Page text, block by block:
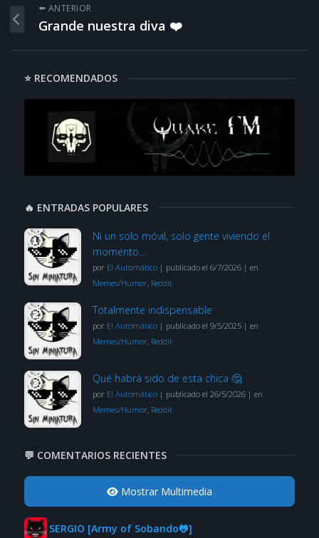
⬅️ ANTERIOR
Grande nuestra diva ❤️
⭐ RECOMENDADOS
🔥 ENTRADAS POPULARES
Ni un solo móvil, solo gente viviendo el
momento…
por El Automático| publicado el 6/7/2026| en
Memes/Humor, Reddit
Totalmente indispensable
por El Automático| publicado el 9/5/2025| en
Memes/Humor, Reddit
Qué habrá sido de esta chica 🤔
por El Automático| publicado el 26/5/2026| en
Memes/Humor, Reddit
💬 COMENTARIOS RECIENTES
Mostrar Multimedia
SERGIO [Army of Sobando🐸]